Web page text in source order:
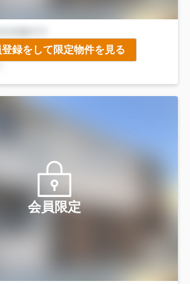
録をして限定物件を見る
会員限定